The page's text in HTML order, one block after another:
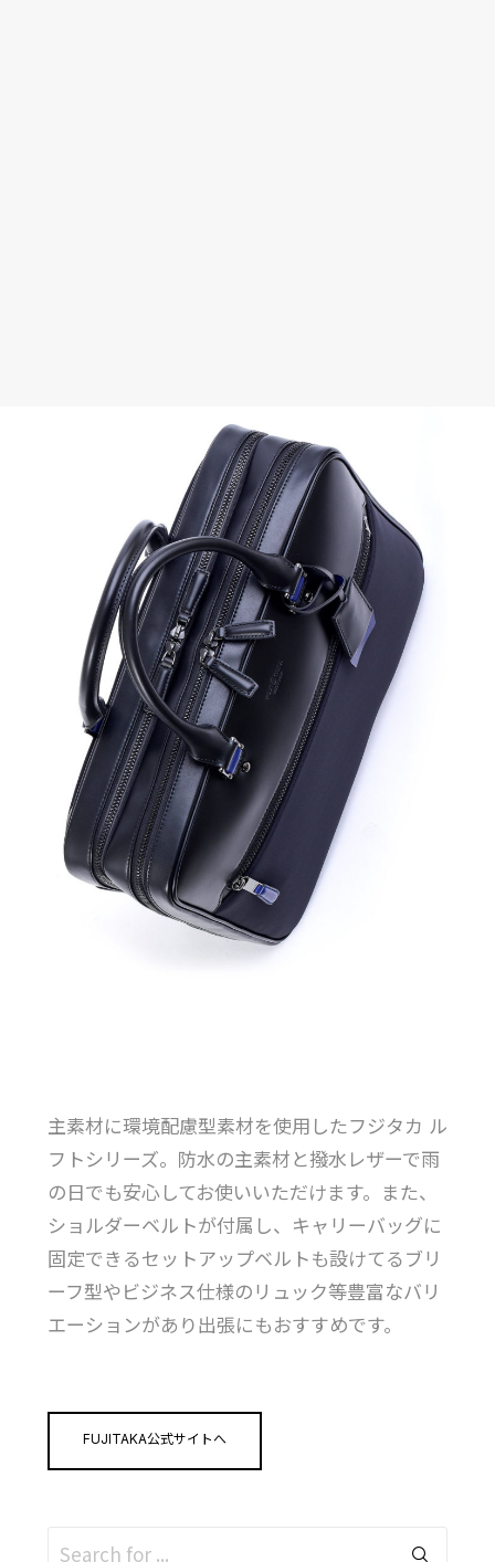
主素材に環境配慮型素材を使用したフジタカ ル
フトシリーズ。防水の主素材と撥水レザーで雨
の日でも安心してお使いいただけます。また、
ショルダーベルトが付属し、キャリーバッグに
固定できるセットアップベルトも設けてるブリ
ーフ型やビジネス仕様のリュック等豊富なバリ
エーションがあり出張にもおすすめです。
FUJITAKA公式サイトへ